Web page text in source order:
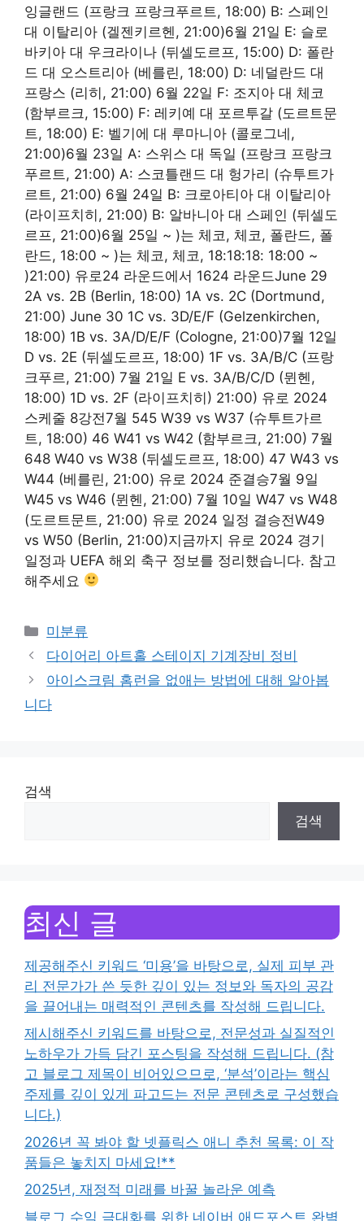
잉글랜드 (프랑크 프랑크푸르트, 18:00) B: 스페인
대 이탈리아 (겔젠키르헨, 21:00)6월 21일 E: 슬로
바키아 대 우크라이나 (뒤셀도르프, 15:00) D: 폴란
드 대 오스트리아 (베를린, 18:00) D: 네덜란드 대
프랑스 (리히, 21:00) 6월 22일 F: 조지아 대 체코
(함부르크, 15:00) F: 레키예 대 포르투갈 (도르트문
트, 18:00) E: 벨기에 대 루마니아 (콜로그네,
21:00)6월 23일 A: 스위스 대 독일 (프랑크 프랑크
푸르트, 21:00) A: 스코틀랜드 대 헝가리 (슈투트가
르트, 21:00) 6월 24일 B: 크로아티아 대 이탈리아
(라이프치히, 21:00) B: 알바니아 대 스페인 (뒤셀도
르프, 21:00)6월 25일 ~ )는 체코, 체코, 폴란드, 폴
란드, 18:00 ~ )는 체코, 체코, 18:18:18: 18:00 ~
)21:00) 유로24 라운드에서 1624 라운드June 29
2A vs. 2B (Berlin, 18:00) 1A vs. 2C (Dortmund,
21:00) June 30 1C vs. 3D/E/F (Gelzenkirchen,
18:00) 1B vs. 3A/D/E/F (Cologne, 21:00)7월 12일
D vs. 2E (뒤셀도르프, 18:00) 1F vs. 3A/B/C (프랑
크푸르, 21:00) 7월 21일 E vs. 3A/B/C/D (뮌헨,
18:00) 1D vs. 2F (라이프치히) 21:00) 유로 2024
스케줄 8강전7월 545 W39 vs W37 (슈투트가르
트, 18:00) 46 W41 vs W42 (함부르크, 21:00) 7월
648 W40 vs W38 (뒤셀도르프, 18:00) 47 W43 vs
W44 (베를린, 21:00) 유로 2024 준결승7월 9일
W45 vs W46 (뮌헨, 21:00) 7월 10일 W47 vs W48
(도르트문트, 21:00) 유로 2024 일정 결승전W49
vs W50 (Berlin, 21:00)지금까지 유로 2024 경기
일정과 UEFA 해외 축구 정보를 정리했습니다. 참고
해주세요
Categories
미분류
다이어리 아트홀 스테이지 기계장비 정비
아이스크림 홈런을 없애는 방법에 대해 알아봅
니다
검색
검색
최신 글
제공해주신 키워드 ‘미용’을 바탕으로, 실제 피부 관
리 전문가가 쓴 듯한 깊이 있는 정보와 독자의 공감
을 끌어내는 매력적인 콘텐츠를 작성해 드립니다.
제시해주신 키워드를 바탕으로, 전문성과 실질적인
노하우가 가득 담긴 포스팅을 작성해 드립니다. (참
고 블로그 제목이 비어있으므로, ‘분석’이라는 핵심
주제를 깊이 있게 파고드는 전문 콘텐츠로 구성했습
니다.)
2026년 꼭 봐야 할 넷플릭스 애니 추천 목록: 이 작
품들은 놓치지 마세요!**
2025년, 재정적 미래를 바꿀 놀라운 예측
블로그 수익 극대화를 위한 네이버 애드포스트 완벽